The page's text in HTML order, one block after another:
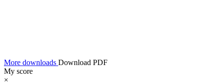
More downloads Download PDF
My score
×